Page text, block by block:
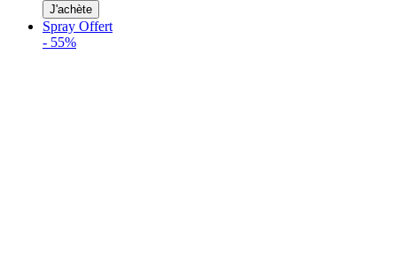
J'achète
Spray Offert
- 55%